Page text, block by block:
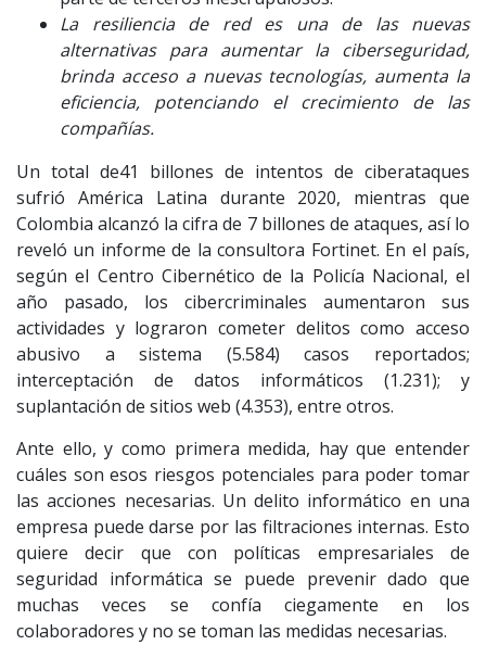
La resiliencia de red es una de las nuevas
alternativas para aumentar la ciberseguridad,
brinda acceso a nuevas tecnologías, aumenta la
eficiencia, potenciando el crecimiento de las
compañías.
Un total de41 billones de intentos de ciberataques
sufrió América Latina durante 2020, mientras que
Colombia alcanzó la cifra de 7 billones de ataques, así lo
reveló un informe de la consultora Fortinet. En el país,
según el Centro Cibernético de la Policía Nacional, el
año pasado, los cibercriminales aumentaron sus
actividades y lograron cometer delitos como acceso
abusivo a sistema (5.584) casos reportados;
interceptación de datos informáticos (1.231); y
suplantación de sitios web (4.353), entre otros.
Ante ello, y como primera medida, hay que entender
cuáles son esos riesgos potenciales para poder tomar
las acciones necesarias. Un delito informático en una
empresa puede darse por las filtraciones internas. Esto
quiere decir que con políticas empresariales de
seguridad informática se puede prevenir dado que
muchas veces se confía ciegamente en los
colaboradores y no se toman las medidas necesarias.